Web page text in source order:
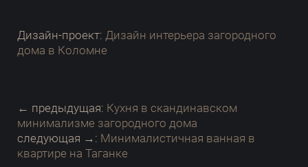
Дизайн-проект: Дизайн интерьера загородного
дома в Коломне
← предыдущая: Кухня в скандинавском
минимализме загородного дома
следующая →: Минималистичная ванная в
квартире на Таганке